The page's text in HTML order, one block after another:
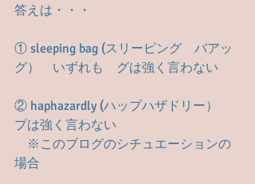
答えは・・・
① sleeping bag (スリーピング　バアッ
グ）　いずれも　グは強く言わない
② haphazardly (ハップハザドリー）
プは強く言わない
※このブログのシチュエーションの
場合